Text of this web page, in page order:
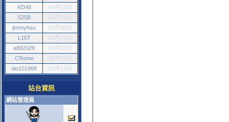
KD48
04月03日
S25B
03月31日
jimmyhsu
03月30日
L16T
03月27日
a882029
03月23日
CRome
03月21日
dio101868
03月19日
站台資訊
網站管理員